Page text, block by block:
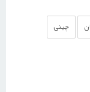
چینی